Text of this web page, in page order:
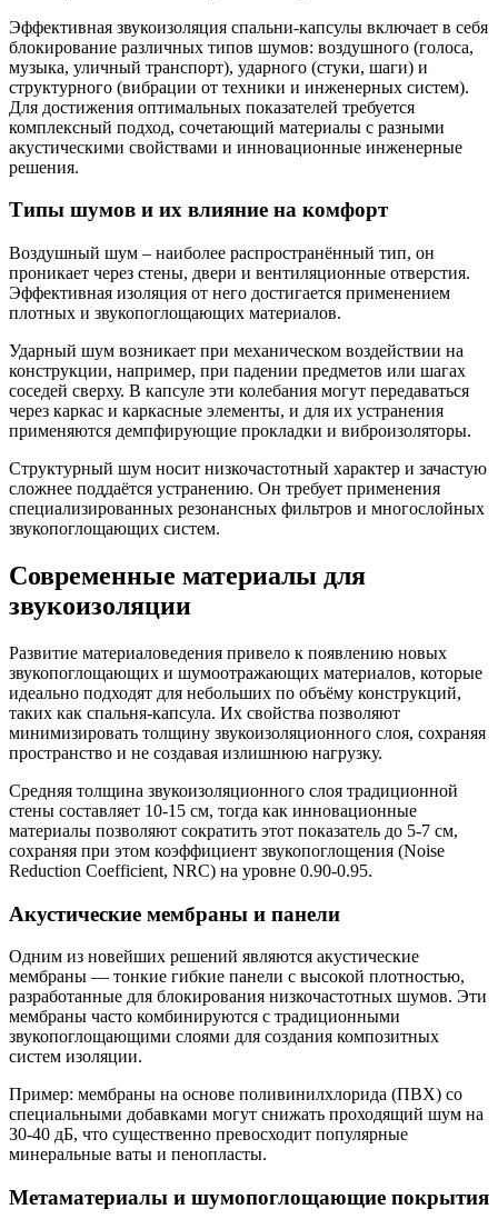
Эффективная звукоизоляция спальни-капсулы включает в себя
блокирование различных типов шумов: воздушного (голоса,
музыка, уличный транспорт), ударного (стуки, шаги) и
структурного (вибрации от техники и инженерных систем).
Для достижения оптимальных показателей требуется
комплексный подход, сочетающий материалы с разными
акустическими свойствами и инновационные инженерные
решения.
Типы шумов и их влияние на комфорт
Воздушный шум – наиболее распространённый тип, он
проникает через стены, двери и вентиляционные отверстия.
Эффективная изоляция от него достигается применением
плотных и звукопоглощающих материалов.
Ударный шум возникает при механическом воздействии на
конструкции, например, при падении предметов или шагах
соседей сверху. В капсуле эти колебания могут передаваться
через каркас и каркасные элементы, и для их устранения
применяются демпфирующие прокладки и виброизоляторы.
Структурный шум носит низкочастотный характер и зачастую
сложнее поддаётся устранению. Он требует применения
специализированных резонансных фильтров и многослойных
звукопоглощающих систем.
Современные материалы для
звукоизоляции
Развитие материаловедения привело к появлению новых
звукопоглощающих и шумоотражающих материалов, которые
идеально подходят для небольших по объёму конструкций,
таких как спальня-капсула. Их свойства позволяют
минимизировать толщину звукоизоляционного слоя, сохраняя
пространство и не создавая излишнюю нагрузку.
Средняя толщина звукоизоляционного слоя традиционной
стены составляет 10-15 см, тогда как инновационные
материалы позволяют сократить этот показатель до 5-7 см,
сохраняя при этом коэффициент звукопоглощения (Noise
Reduction Coefficient, NRC) на уровне 0.90-0.95.
Акустические мембраны и панели
Одним из новейших решений являются акустические
мембраны — тонкие гибкие панели с высокой плотностью,
разработанные для блокирования низкочастотных шумов. Эти
мембраны часто комбинируются с традиционными
звукопоглощающими слоями для создания композитных
систем изоляции.
Пример: мембраны на основе поливинилхлорида (ПВХ) со
специальными добавками могут снижать проходящий шум на
30-40 дБ, что существенно превосходит популярные
минеральные ваты и пенопласты.
Метаматериалы и шумопоглощающие покрытия